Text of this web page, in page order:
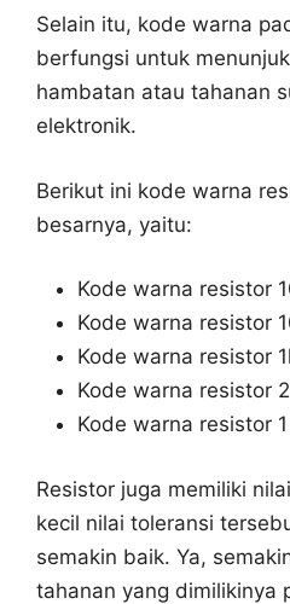
Selain itu, kode warna
berfungsi untuk
hambatan atau tahanan
elektronik.
Berikut ini kode warna
besarnya, yaitu:
Kode warna resistor
Kode warna resistor
Kode warna resistor
Kode warna resistor
Kode warna resistor
Resistor juga memiliki
kecil nilai toleransi
semakin baik. Ya,
tahanan yang dimilikinya